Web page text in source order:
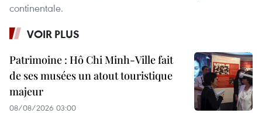
continentale.
VOIR PLUS
Patrimoine : Hô Chi Minh-Ville fait
de ses musées un atout touristique
majeur
08/08/2026 03:00